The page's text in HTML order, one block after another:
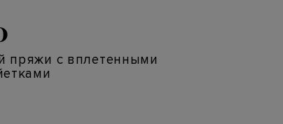
пряжи с вплетенными